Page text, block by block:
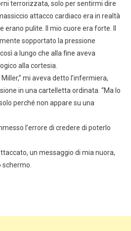
terrorizzata, solo per sentirmi dire
attacco cardiaco era in realtà
erano pulite. Il mio cuore era forte. Il
sopportato la pressione
a lungo che alla fine aveva
alla cortesia.
mi aveva detto l’infermiera,
in una cartelletta ordinata. “Ma lo
perché non appare su una
l’errore di credere di poterlo
un messaggio di mia nuora,
schermo.